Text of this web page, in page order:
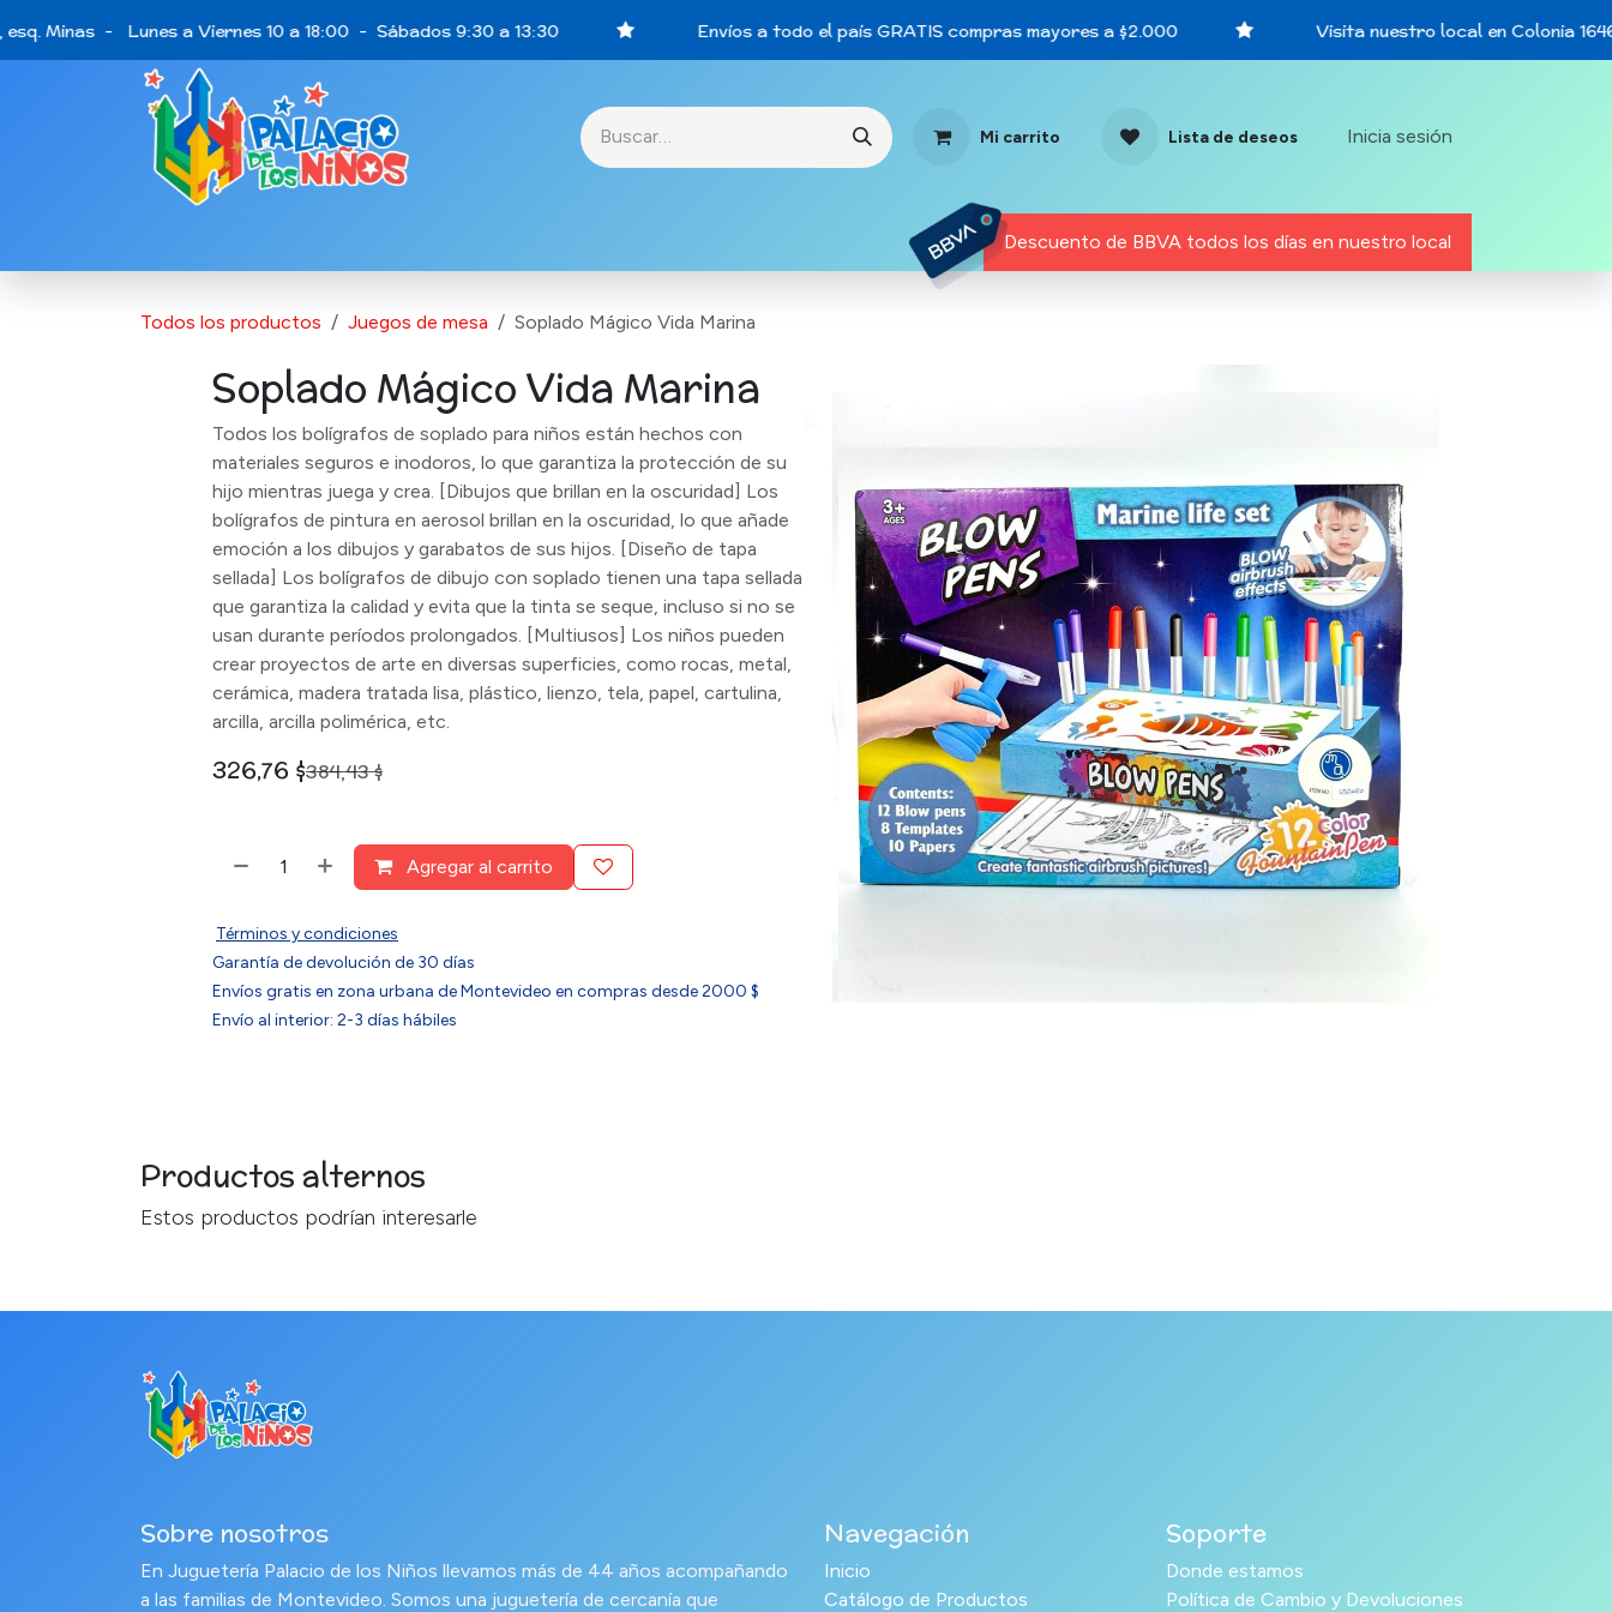
Minas - Lunes a Viernes 10 a 18:00 - Sábados 9:30 a 13:30 Envíos a todo el país GRATIS compras mayores a $2.000 Visita nuestro local en Colonia
Mi carrito Lista de deseos Inicia sesión
Descuento de BBVA todos los días en nuestro local
Todos los productos Juegos de mesa Soplado Mágico Vida Marina
Soplado Mágico Vida Marina
Todos los bolígrafos de soplado para niños están hechos con
materiales seguros e inodoros, lo que garantiza la protección de su
hijo mientras juega y crea. [Dibujos que brillan en la oscuridad] Los
bolígrafos de pintura en aerosol brillan en la oscuridad, lo que añade
emoción a los dibujos y garabatos de sus hijos. [Diseño de tapa
sellada] Los bolígrafos de dibujo con soplado tienen una tapa sellada
que garantiza la calidad y evita que la tinta se seque, incluso si no se
usan durante períodos prolongados. [Multiusos] Los niños pueden
crear proyectos de arte en diversas superficies, como rocas, metal,
cerámica, madera tratada lisa, plástico, lienzo, tela, papel, cartulina,
arcilla, arcilla polimérica, etc.
326,76 $384,43$
Agregar al carrito
Términos y condiciones
Garantía de devolución de 30 días
Envíos gratis en zona urbana de Montevideo en compras desde 2000 $
Envío al interior: 2-3 días hábiles
Productos alternos
Estos productos podrían interesarle
Sobre nosotros
En Juguetería Palacio de los Niños llevamos más de 44 años acompañando
a las familias de Montevideo. Somos una juguetería de cercanía que
Navegación
Inicio
Catálogo de Productos
Soporte
Donde estamos
Política de Cambio y Devoluciones